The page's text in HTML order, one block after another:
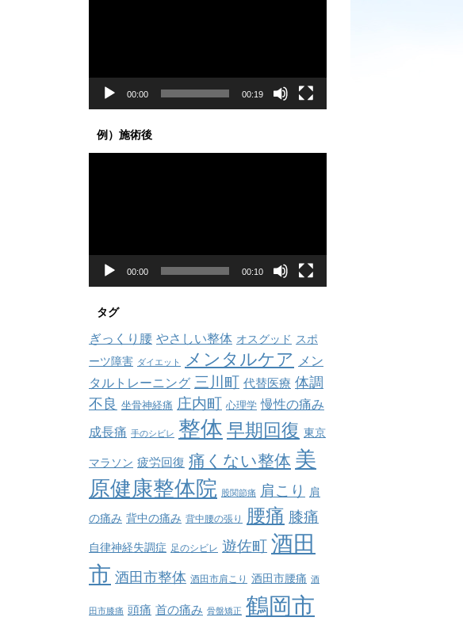
00:00 00:19
例）施術後
00:00 00:10
タグ
ぎっくり腰 やさしい整体 オスグッド スポ
ーツ障害 ダイエット メンタルケア メン
タルトレーニング 三川町 代替医療 体調
不良 坐骨神経痛 庄内町 心理学 慢性の痛み
成長痛 手のシビレ 整体 早期回復 東京
マラソン 疲労回復 痛くない整体 美
原健康整体院 股関節痛 肩こり 肩
の痛み 背中の痛み 背中腰の張り 腰痛 膝痛
自律神経失調症 足のシビレ 遊佐町 酒田
市 酒田市整体 酒田市肩こり 酒田市腰痛 酒
田市膝痛 頭痛 首の痛み 骨盤矯正 鶴岡市